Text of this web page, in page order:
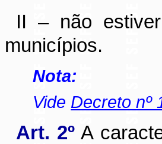
II – não
municípios.
Nota:
Vide Decreto nº
Art. 2º A